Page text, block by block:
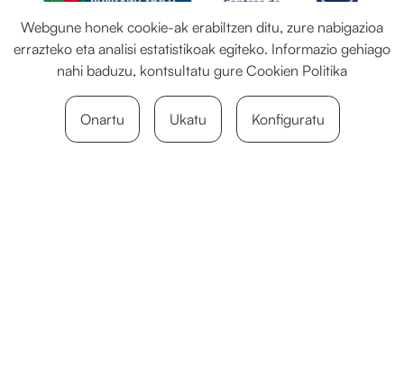
Webgune honek cookie-ak erabiltzen ditu, zure nabigazioa
errazteko eta analisi estatistikoak egiteko. Informazio gehiago
nahi baduzu, kontsultatu gure Cookien Politika
Onartu Ukatu Konfiguratu